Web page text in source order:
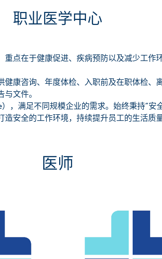
职业医学中心
重点在于健康促进、疾病预防以及减少工作
康咨询、年度体检、入职前及在职体检
文件。
满足不同规模企业的需求。始终秉持“安
安全的工作环境，持续提升员工的生活质量
医师